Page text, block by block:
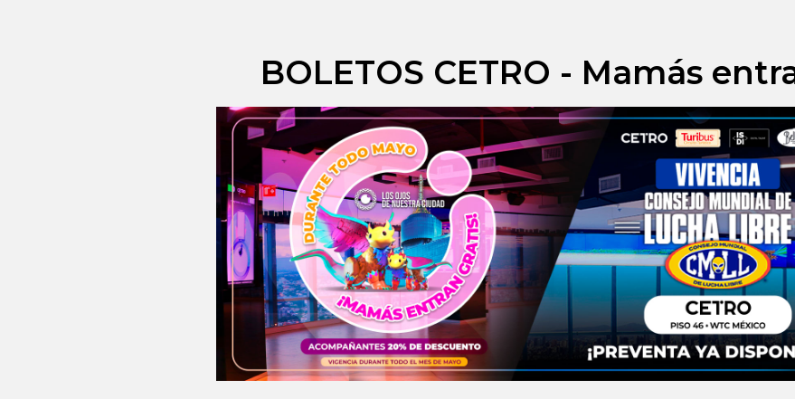
BOLETOS CETRO - Mamás